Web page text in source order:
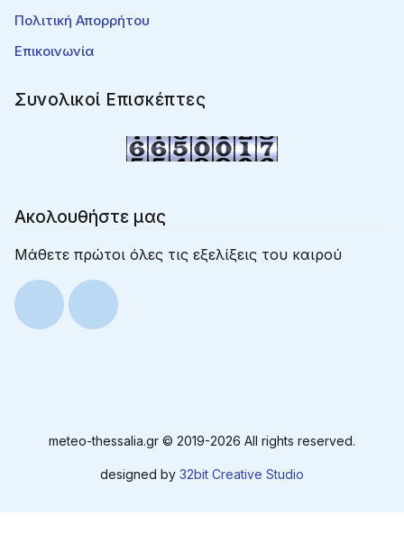
Επικοινωνία
Μάθετε πρώτοι όλες τις εξελίξεις του καιρού
designed by32bit Creative Studio